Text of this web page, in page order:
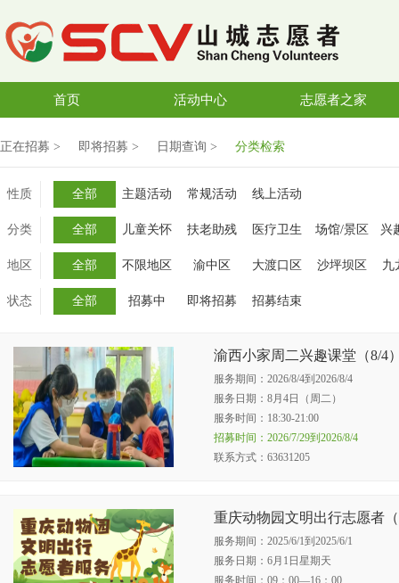
首页 活动中心 志愿者之家
正在招募 > 即将招募 > 日期查询 > 分类检索
性质 全部 主题活动 常规活动 线上活动
分类 全部 儿童关怀 扶老助残 医疗卫生 场馆/景区 兴
地区 全部 不限地区 渝中区 大渡口区 沙坪坝区 九
状态 全部 招募中 即将招募 招募结束
渝西小家周二兴趣课堂（8/4
服务期间：2026/8/4到2026/8/4
服务日期：8月4日（周二）
服务时间：18:30-21:00
招募时间：2026/7/29到2026/8/4
联系方式：63631205
重庆动物园文明出行志愿者
服务期间：2025/6/1到2025/6/1
服务日期：6月1日星期天
服务时间：09：00—16：00